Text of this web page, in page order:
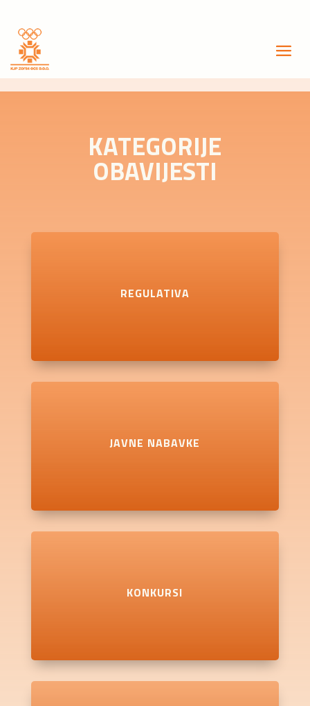
KATEGORIJE
OBAVIJESTI
REGULATIVA
JAVNE NABAVKE
KONKURSI